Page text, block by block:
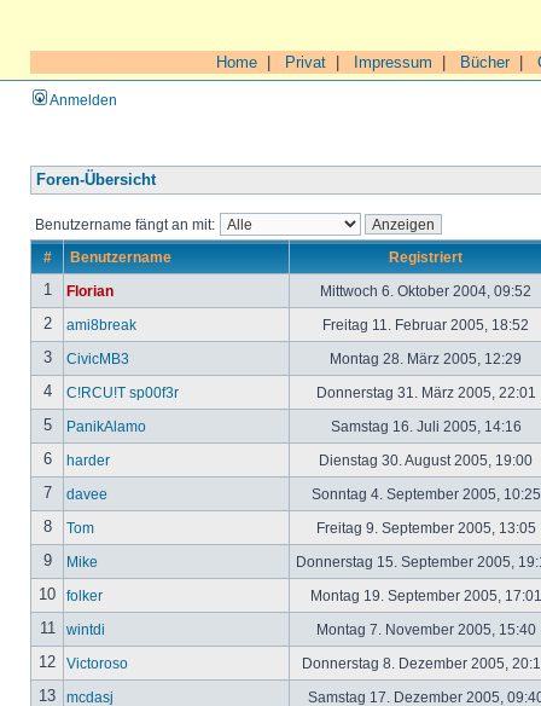
Home Privat Impressum Bücher|
Anmelden
Foren-Übersicht
Benutzername fängt an mit:
# Benutzername Registriert
1 Florian Mittwoch 6. Oktober 2004, 09:52
2 ami8break Freitag 11. Februar 2005, 18:52
3 CivicMB3 Montag 28. März 2005, 12:29
4 C!RCU!T sp00f3r Donnerstag 31. März 2005, 22:01
5 PanikAlamo Samstag 16. Juli 2005, 14:16
6 harder Dienstag 30. August 2005, 19:00
7 davee Sonntag 4. September 2005,
8 Tom Freitag 9. September 2005, 13:05
9 Mike Donnerstag 15. September 2005,
10 folker Montag 19. September 2005,
11 wintdi Montag 7. November 2005, 15:40
12 Victoroso Donnerstag 8. Dezember 2005,
13 mcdasj Samstag 17. Dezember 2005,